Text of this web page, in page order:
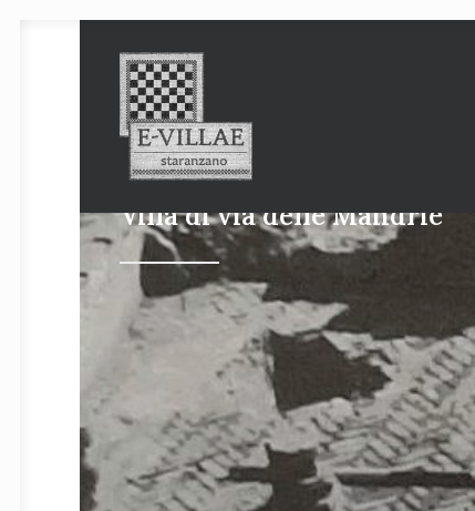
Villa di via delle Mandrie